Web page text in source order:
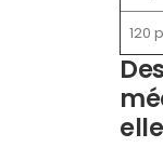
120